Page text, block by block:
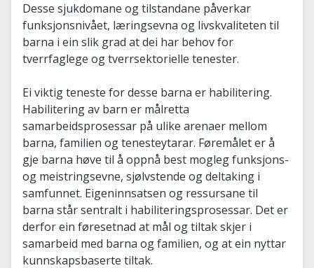
Desse sjukdomane og tilstandane påverkar
funksjonsnivået, læringsevna og livskvaliteten til
barna i ein slik grad at dei har behov for
tverrfaglege og tverrsektorielle tenester.
Ei viktig teneste for desse barna er habilitering.
Habilitering av barn er målretta
samarbeidsprosessar på ulike arenaer mellom
barna, familien og tenesteytarar. Føremålet er å
gje barna høve til å oppnå best mogleg funksjons-
og meistringsevne, sjølvstende og deltaking i
samfunnet. Eigeninnsatsen og ressursane til
barna står sentralt i habiliteringsprosessar. Det er
derfor ein føresetnad at mål og tiltak skjer i
samarbeid med barna og familien, og at ein nyttar
kunnskapsbaserte tiltak.